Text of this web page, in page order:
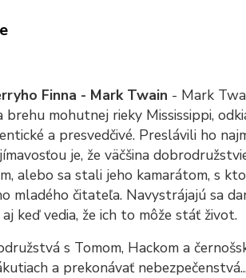
Finna - Mark Twain - Mark
mohutnej rieky Mississippi,
a presvedčivé. Preslávili ho
je, že väčšina
alebo sa stali jeho kamarátom, s
mladého čitateľa. Navystrájajú sa
keď vedia, že ich to môže stáť život.
s Tomom, Hackom a
a prekonávať